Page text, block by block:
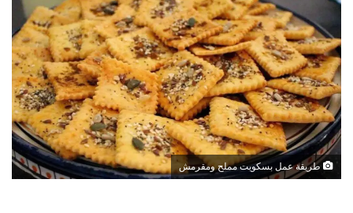
طريقة عمل بسكويت مملح ومقرمش